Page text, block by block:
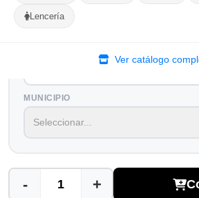
Lencería
Ver catálogo
Selecciona tu ubicacion
MUNICIPIO
- +